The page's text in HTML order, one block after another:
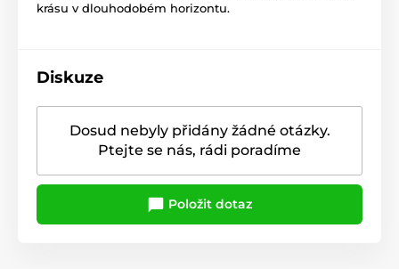
krásu v dlouhodobém horizontu.
Diskuze
Dosud nebyly přidány žádné otázky.
Ptejte se nás, rádi poradíme
Položit dotaz